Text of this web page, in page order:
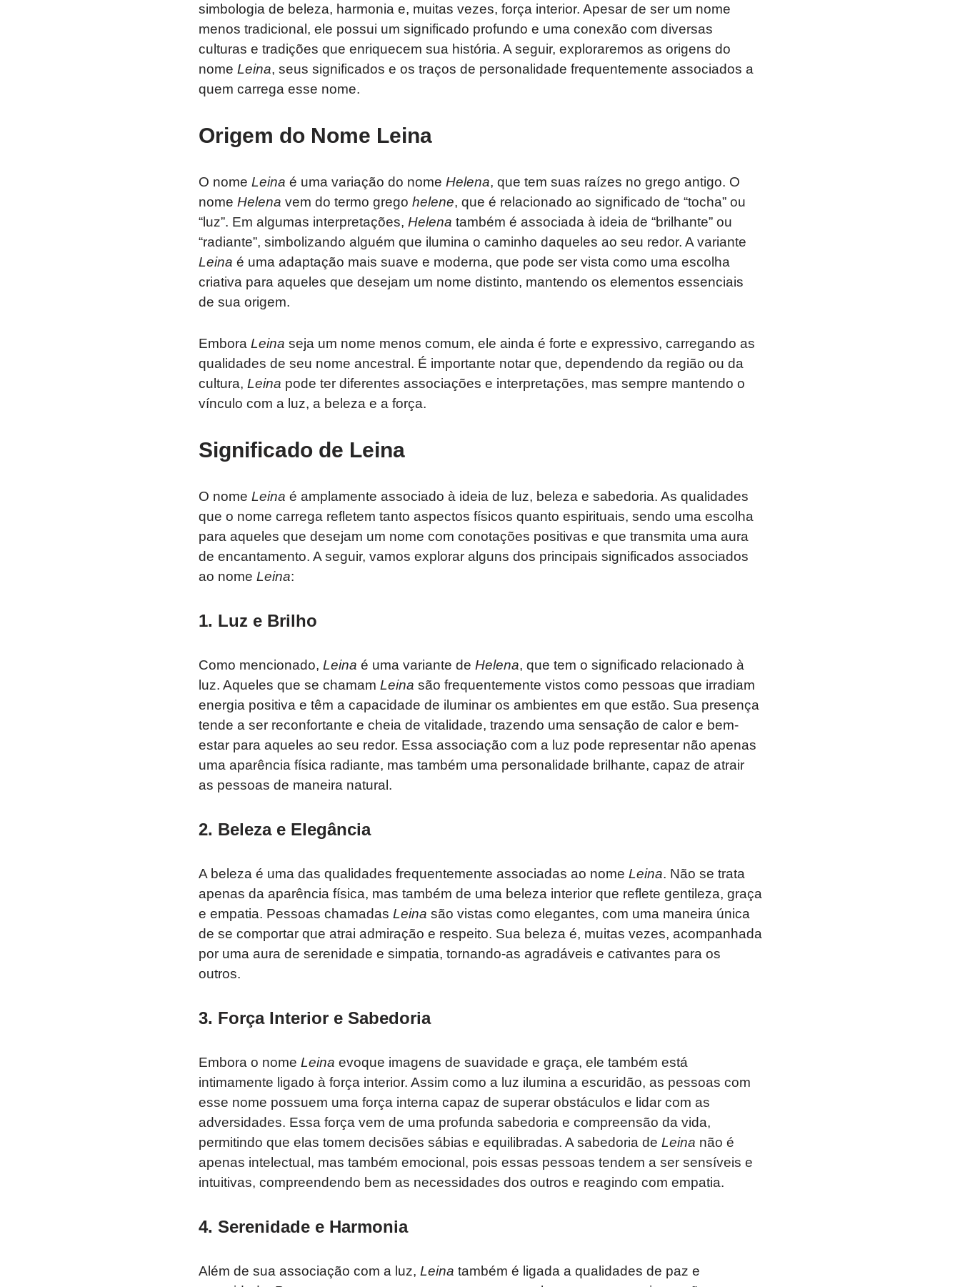
simbologia de beleza, harmonia e, muitas vezes, força interior. Apesar de ser um nome
menos tradicional, ele possui um significado profundo e uma conexão com diversas
culturas e tradições que enriquecem sua história. A seguir, exploraremos as origens do
nome Leina, seus significados e os traços de personalidade frequentemente associados a
quem carrega esse nome.
Origem do Nome Leina
O nome Leina é uma variação do nome Helena, que tem suas raízes no grego antigo. O
nome Helena vem do termo grego helene, que é relacionado ao significado de “tocha” ou
“luz”. Em algumas interpretações, Helena também é associada à ideia de “brilhante” ou
“radiante”, simbolizando alguém que ilumina o caminho daqueles ao seu redor. A variante
Leina é uma adaptação mais suave e moderna, que pode ser vista como uma escolha
criativa para aqueles que desejam um nome distinto, mantendo os elementos essenciais
de sua origem.
Embora Leina seja um nome menos comum, ele ainda é forte e expressivo, carregando as
qualidades de seu nome ancestral. É importante notar que, dependendo da região ou da
cultura, Leina pode ter diferentes associações e interpretações, mas sempre mantendo o
vínculo com a luz, a beleza e a força.
Significado de Leina
O nome Leina é amplamente associado à ideia de luz, beleza e sabedoria. As qualidades
que o nome carrega refletem tanto aspectos físicos quanto espirituais, sendo uma escolha
para aqueles que desejam um nome com conotações positivas e que transmita uma aura
de encantamento. A seguir, vamos explorar alguns dos principais significados associados
ao nome Leina:
1. Luz e Brilho
Como mencionado, Leina é uma variante de Helena, que tem o significado relacionado à
luz. Aqueles que se chamam Leina são frequentemente vistos como pessoas que irradiam
energia positiva e têm a capacidade de iluminar os ambientes em que estão. Sua presença
tende a ser reconfortante e cheia de vitalidade, trazendo uma sensação de calor e bem-
estar para aqueles ao seu redor. Essa associação com a luz pode representar não apenas
uma aparência física radiante, mas também uma personalidade brilhante, capaz de atrair
as pessoas de maneira natural.
2. Beleza e Elegância
A beleza é uma das qualidades frequentemente associadas ao nome Leina. Não se trata
apenas da aparência física, mas também de uma beleza interior que reflete gentileza, graça
e empatia. Pessoas chamadas Leina são vistas como elegantes, com uma maneira única
de se comportar que atrai admiração e respeito. Sua beleza é, muitas vezes, acompanhada
por uma aura de serenidade e simpatia, tornando-as agradáveis e cativantes para os
outros.
3. Força Interior e Sabedoria
Embora o nome Leina evoque imagens de suavidade e graça, ele também está
intimamente ligado à força interior. Assim como a luz ilumina a escuridão, as pessoas com
esse nome possuem uma força interna capaz de superar obstáculos e lidar com as
adversidades. Essa força vem de uma profunda sabedoria e compreensão da vida,
permitindo que elas tomem decisões sábias e equilibradas. A sabedoria de Leina não é
apenas intelectual, mas também emocional, pois essas pessoas tendem a ser sensíveis e
intuitivas, compreendendo bem as necessidades dos outros e reagindo com empatia.
4. Serenidade e Harmonia
Além de sua associação com a luz, Leina também é ligada a qualidades de paz e